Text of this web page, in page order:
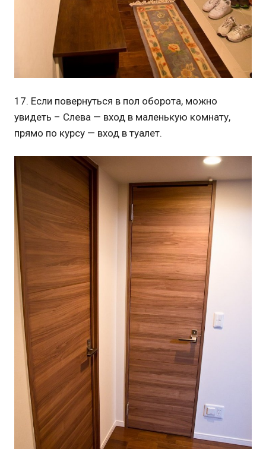
17. Если повернуться в пол оборота, можно
увидеть – Слева — вход в маленькую комнату,
прямо по курсу — вход в туалет.